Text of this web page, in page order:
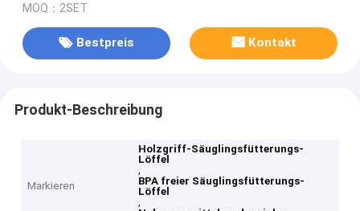
MOQ：2SET
Bestpreis Kontakt
Produkt-Beschreibung
Markieren
Holzgriff-Säuglingsfütterungs-
Löffel
,
BPA freier Säuglingsfütterungs-
Löffel
,